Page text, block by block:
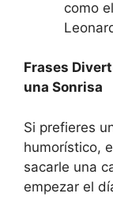
como
Frases
una Sonrisa
Si prefieres
humorístico,
sacarle una
empezar el